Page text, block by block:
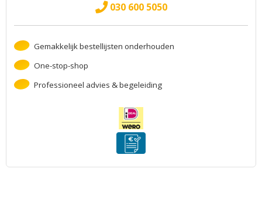
030 600 5050
Gemakkelijk bestellijsten onderhouden
One-stop-shop
Professioneel advies & begeleiding